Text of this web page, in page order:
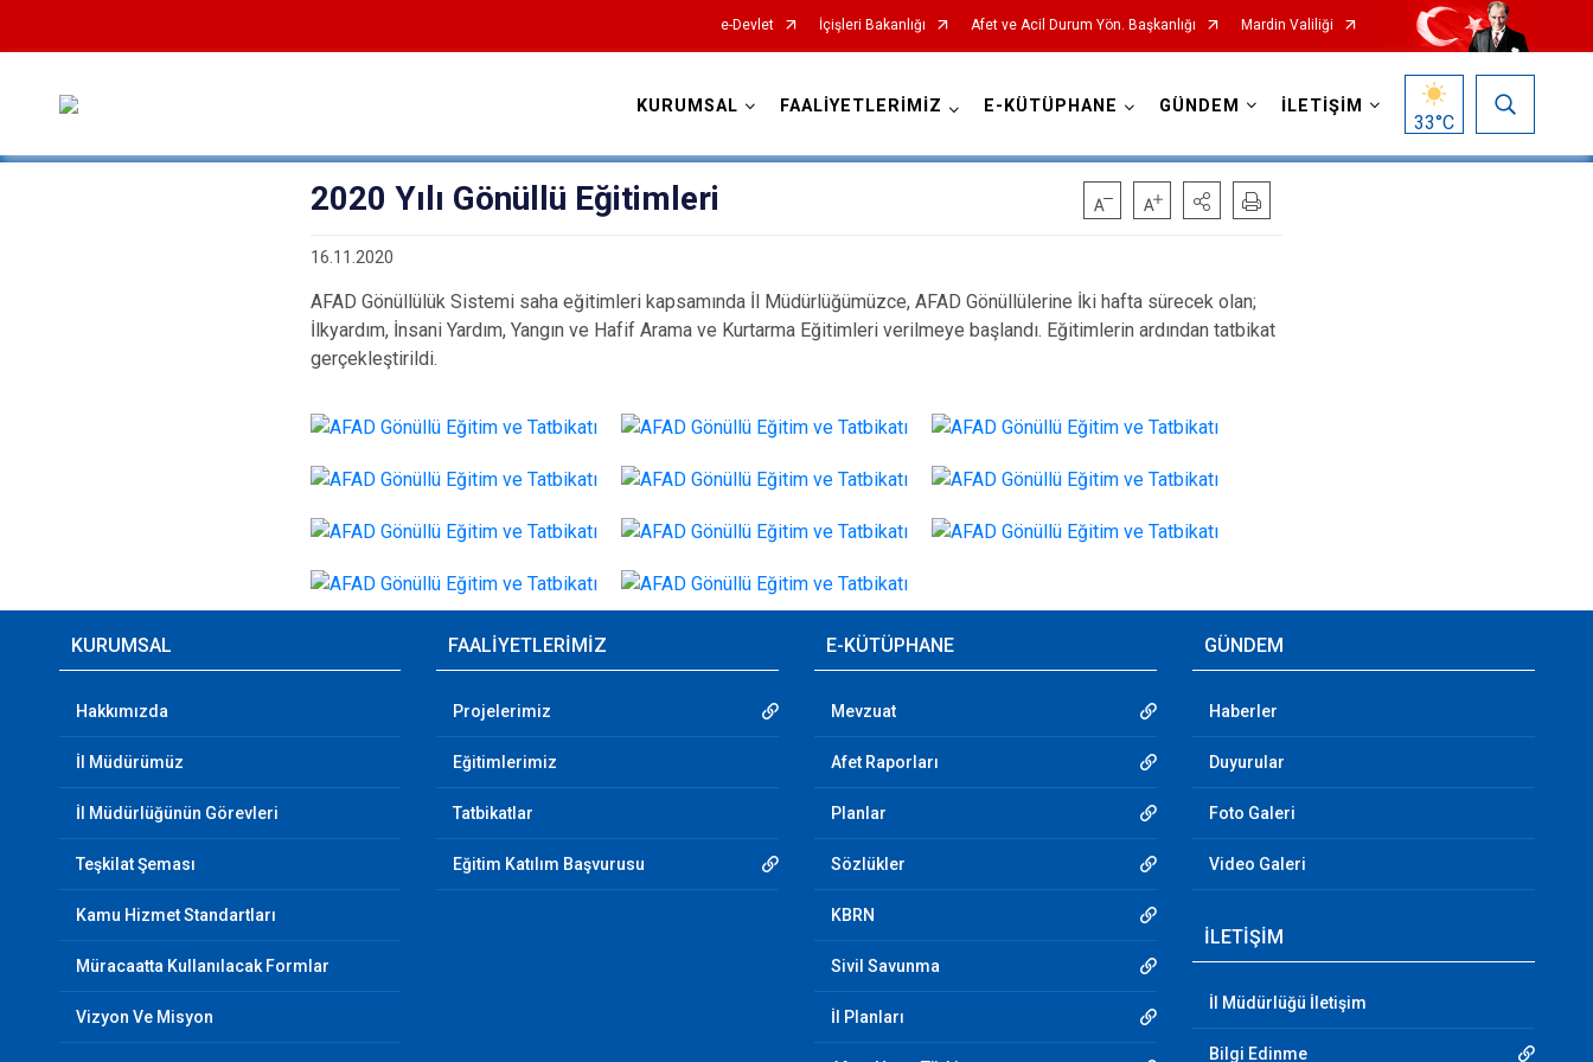
e-Devlet İçişleri Bakanlığı Afet ve Acil Durum Yön. Başkanlığı Mardin Valiliği
KURUMSAL FAALİYETLERİMİZ E-KÜTÜPHANE GÜNDEM İLETİŞİM
33°C
2020 Yılı Gönüllü Eğitimleri
16.11.2020
AFAD Gönüllülük Sistemi saha eğitimleri kapsamında İl Müdürlüğümüzce, AFAD Gönüllülerine İki hafta sürecek olan;
İlkyardım, İnsani Yardım, Yangın ve Hafif Arama ve Kurtarma Eğitimleri verilmeye başlandı. Eğitimlerin ardından tatbikat
gerçekleştirildi.
KURUMSAL
Hakkımızda
İl Müdürümüz
İl Müdürlüğünün Görevleri
Teşkilat Şeması
Kamu Hizmet Standartları
Müracaatta Kullanılacak Formlar
Vizyon Ve Misyon
FAALİYETLERİMİZ
Projelerimiz
Eğitimlerimiz
Tatbikatlar
Eğitim Katılım Başvurusu
E-KÜTÜPHANE
Mevzuat
Afet Raporları
Planlar
Sözlükler
KBRN
Sivil Savunma
İl Planları
GÜNDEM
Haberler
Duyurular
Foto Galeri
Video Galeri
İLETİŞİM
İl Müdürlüğü İletişim
Bilgi Edinme